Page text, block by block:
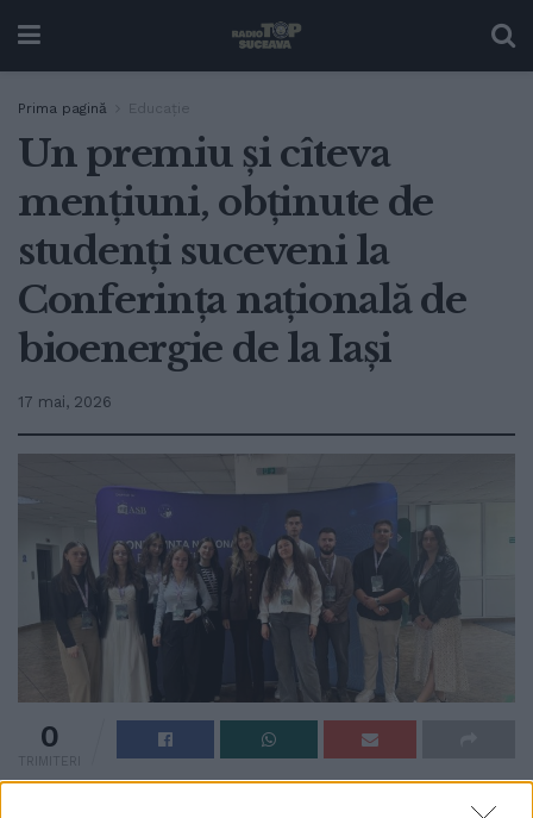
Prima pagină Educație
Un premiu și cîteva
mențiuni, obținute de
studenți suceveni la
Conferința națională de
bioenergie de la Iași
17 mai, 2026
0
TRIMITERI